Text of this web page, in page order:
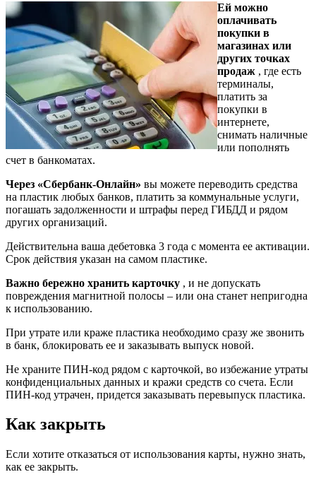
Ей можно
оплачивать
покупки в
магазинах или
других точках
продаж , где есть
терминалы,
платить за
покупки в
интернете,
снимать наличные
или пополнять
счет в банкоматах.
Через «Сбербанк-Онлайн» вы можете переводить средства
на пластик любых банков, платить за коммунальные услуги,
погашать задолженности и штрафы перед ГИБДД и рядом
других организаций.
Действительна ваша дебетовка 3 года с момента ее активации.
Срок действия указан на самом пластике.
Важно бережно хранить карточку , и не допускать
повреждения магнитной полосы – или она станет непригодна
к использованию.
При утрате или краже пластика необходимо сразу же звонить
в банк, блокировать ее и заказывать выпуск новой.
Не храните ПИН-код рядом с карточкой, во избежание утраты
конфиденциальных данных и кражи средств со счета. Если
ПИН-код утрачен, придется заказывать перевыпуск пластика.
Как закрыть
Если хотите отказаться от использования карты, нужно знать,
как ее закрыть.